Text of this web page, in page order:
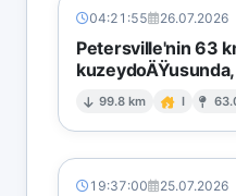
04:21:55 26.07.2026
Petersville'nin 63
99.8 km I
19:37:00 25.07.2026